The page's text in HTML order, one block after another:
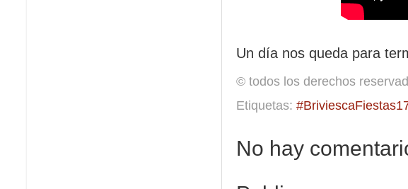
Un día nos queda para
© todos los derechos
Etiquetas:
No hay